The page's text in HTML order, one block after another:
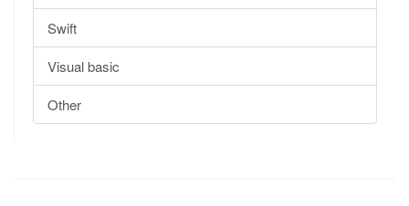
Swift
Visual basic
Other